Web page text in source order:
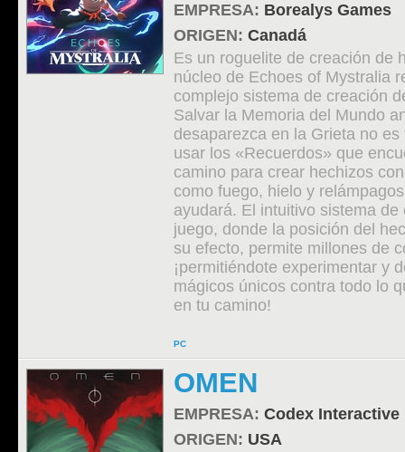
EMPRESA: Borealys Games
ORIGEN: Canadá
Es un roguelite de creación de
núcleo de Echoes of Mystralia
complejo sistema de creación
Salvar la Memoria del Mundo
desaparezca en la Grieta no
usar los «Recuerdos» que
camino para crear hechizos
como fuego, hielo y
ayudará. El intuitivo sistema de
juego, donde la posición del
su efecto, permite millones de
¡permitiéndote experimentar y
mágicos únicos contra todo lo
en tu camino!
PC
OMEN
EMPRESA: Codex Interactive
ORIGEN: USA